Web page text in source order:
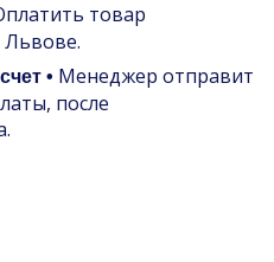
товар
• Менеджер отправит
после